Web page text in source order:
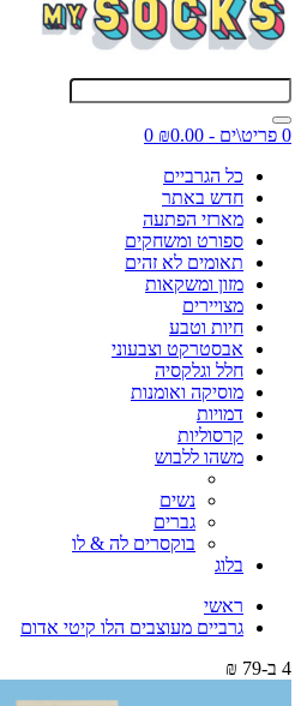
0 פריט\ים - ₪0.00
0
כל הגרביים
חדש באתר
מארזי הפתעה
ספורט ומשחקים
תאומים לא זהים
מזון ומשקאות
מצויירים
חיות וטבע
אבסטרקט וצבעוני
חלל וגלקסיה
מוסיקה ואומנות
דמויות
קרסוליות
משהו ללבוש
נשים
גברים
בוקסרים לה & לו
בלוג
ראשי
גרביים מעוצבים הלו קיטי אדום
4 ב-79 ₪